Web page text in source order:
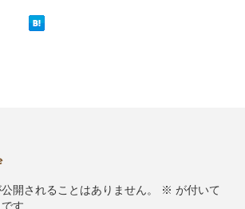
開されることはありません。 ※ が付いて